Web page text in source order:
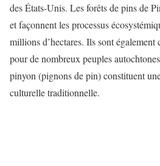
des États-Unis. Les forêts de pins de
et façonnent les processus
millions d’hectares. Ils sont
pour de nombreux peuples
pinyon (pignons de pin) constituent
culturelle traditionnelle.